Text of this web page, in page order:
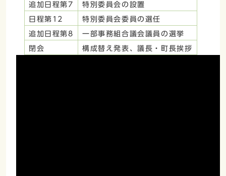
追加日程第7 特別委員会の設置
日程第12 特別委員会委員の選任
追加日程第8 一部事務組合議会議員の選挙
閉会 構成替え発表、議長・町長挨拶